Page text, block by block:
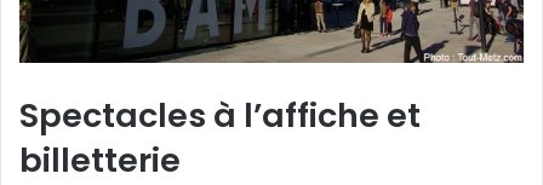
Spectacles à l’affiche et
billetterie